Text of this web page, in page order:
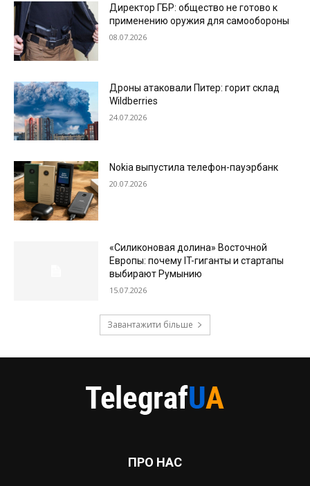
Директор ГБР: общество не готово к
применению оружия для самообороны
08.07.2026
Дроны атаковали Питер: горит склад
Wildberries
24.07.2026
Nokia выпустила телефон-пауэрбанк
20.07.2026
«Силиконовая долина» Восточной
Европы: почему IT-гиганты и стартапы
выбирают Румынию
15.07.2026
Завантажити більше
ПРО НАС